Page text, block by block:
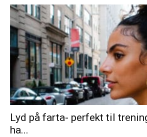
Lyd på farta- perfekt til
ha...